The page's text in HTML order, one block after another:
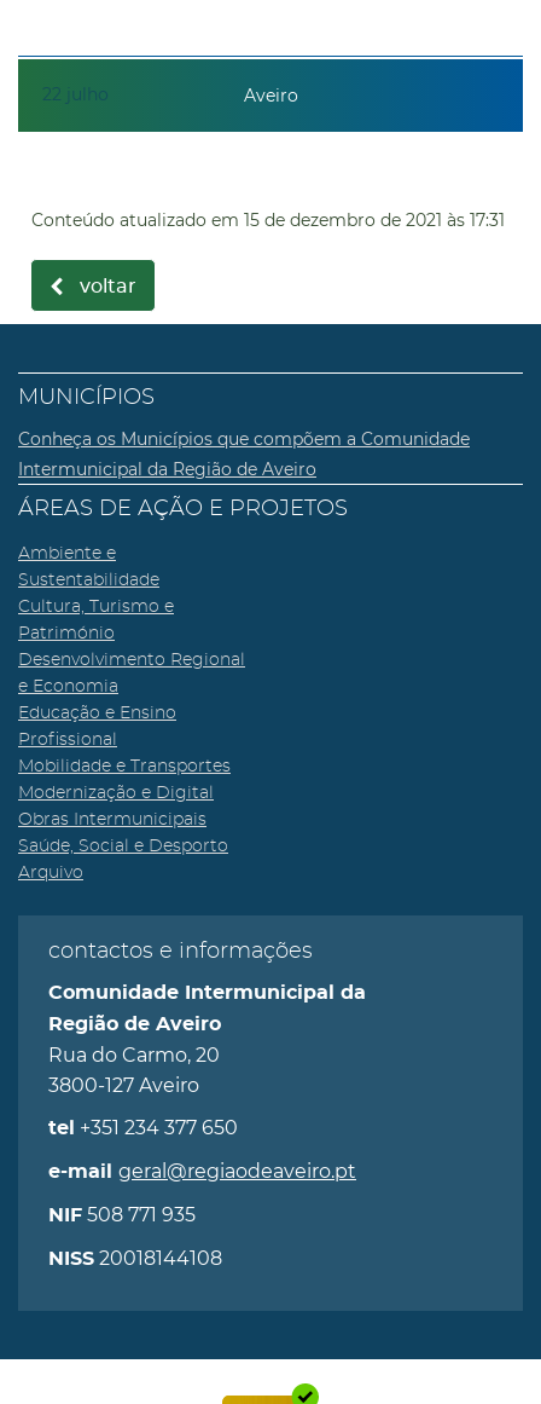
22 julho Aveiro
Conteúdo atualizado em 15 de dezembro de 2021 às 17:31
voltar
MUNICÍPIOS
Conheça os Municípios que compõem a Comunidade
Intermunicipal da Região de Aveiro
ÁREAS DE AÇÃO E PROJETOS
Ambiente e
Sustentabilidade
Cultura, Turismo e
Património
Desenvolvimento Regional
e Economia
Educação e Ensino
Profissional
Mobilidade e Transportes
Modernização e Digital
Obras Intermunicipais
Saúde, Social e Desporto
Arquivo
contactos e informações
Comunidade Intermunicipal da
Região de Aveiro
Rua do Carmo, 20
3800-127 Aveiro
tel +351 234 377 650
e-mail geral@regiaodeaveiro.pt
NIF 508 771 935
NISS 20018144108